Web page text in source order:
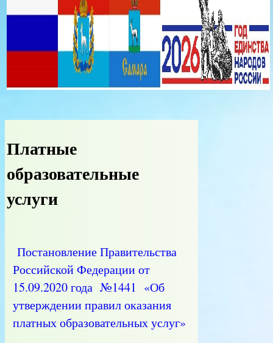
Платные
образовательные
услуги
Постановление Правительства
Российской Федерации от
15.09.2020 года №1441 «Об
утверждении правил оказания
платных образовательных услуг»